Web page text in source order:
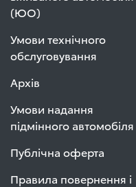
(ЮО)
Умови технічного
обслуговування
Архів
Умови надання
підмінного автомобіля
Публічна оферта
Правила повернення і